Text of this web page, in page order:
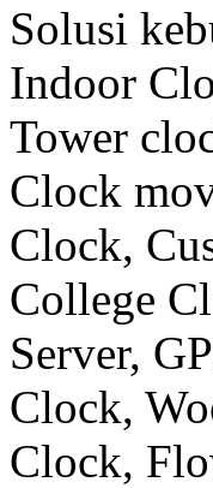
Solusi
Indoor
Tower
Clock
Clock,
College
Server,
Clock,
Clock,